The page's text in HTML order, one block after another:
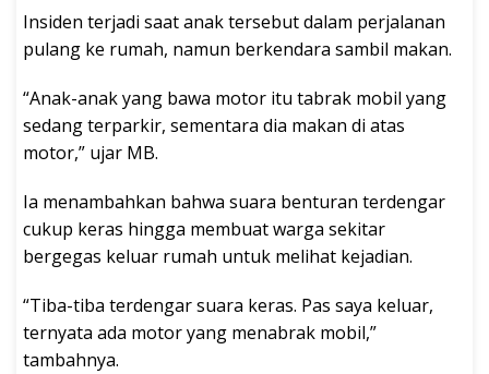
Insiden terjadi saat anak tersebut dalam perjalanan
pulang ke rumah, namun berkendara sambil makan.
“Anak-anak yang bawa motor itu tabrak mobil yang
sedang terparkir, sementara dia makan di atas
motor,” ujar MB.
Ia menambahkan bahwa suara benturan terdengar
cukup keras hingga membuat warga sekitar
bergegas keluar rumah untuk melihat kejadian.
“Tiba-tiba terdengar suara keras. Pas saya keluar,
ternyata ada motor yang menabrak mobil,”
tambahnya.